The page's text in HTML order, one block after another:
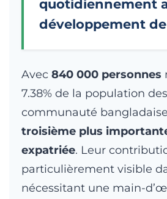
quotidiennement
développement
Avec 840 000 personnes
7.38% de la population
communauté
troisième plus
expatriée. Leur
particulièrement visible
nécessitant une main-